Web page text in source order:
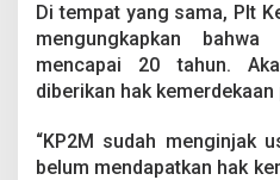
Di tempat yang sama, Plt
mengungkapkan
mencapai 20 tahun.
diberikan hak
“KP2M sudah menginjak
belum mendapatkan hak